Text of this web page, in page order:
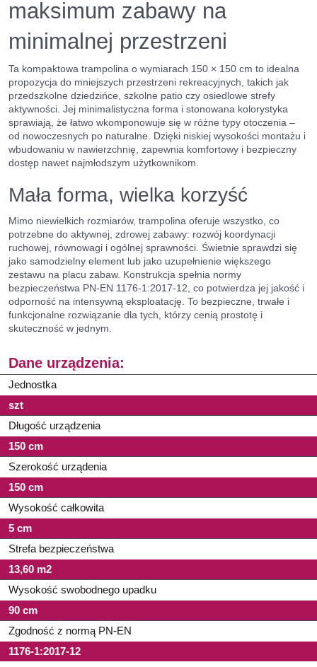
maksimum zabawy na
minimalnej przestrzeni
Ta kompaktowa trampolina o wymiarach 150 × 150 cm to idealna
propozycja do mniejszych przestrzeni rekreacyjnych, takich jak
przedszkolne dziedzińce, szkolne patio czy osiedlowe strefy
aktywności. Jej minimalistyczna forma i stonowana kolorystyka
sprawiają, że łatwo wkomponowuje się w różne typy otoczenia –
od nowoczesnych po naturalne. Dzięki niskiej wysokości montażu i
wbudowaniu w nawierzchnię, zapewnia komfortowy i bezpieczny
dostęp nawet najmłodszym użytkownikom.
Mała forma, wielka korzyść
Mimo niewielkich rozmiarów, trampolina oferuje wszystko, co
potrzebne do aktywnej, zdrowej zabawy: rozwój koordynacji
ruchowej, równowagi i ogólnej sprawności. Świetnie sprawdzi się
jako samodzielny element lub jako uzupełnienie większego
zestawu na placu zabaw. Konstrukcja spełnia normy
bezpieczeństwa PN-EN 1176-1:2017-12, co potwierdza jej jakość i
odporność na intensywną eksploatację. To bezpieczne, trwałe i
funkcjonalne rozwiązanie dla tych, którzy cenią prostotę i
skuteczność w jednym.
Dane urządzenia:
Jednostka
szt
Długość urządzenia
150 cm
Szerokość urządenia
150 cm
Wysokość całkowita
5 cm
Strefa bezpieczeństwa
13,60 m2
Wysokość swobodnego upadku
90 cm
Zgodność z normą PN-EN
1176-1:2017-12